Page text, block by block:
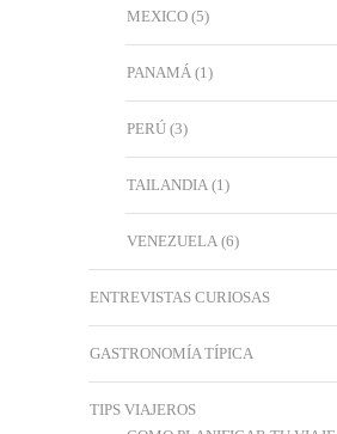
MEXICO (5)
PANAMÁ (1)
PERÚ (3)
TAILANDIA (1)
VENEZUELA (6)
ENTREVISTAS CURIOSAS
GASTRONOMÍA TÍPICA
TIPS VIAJEROS